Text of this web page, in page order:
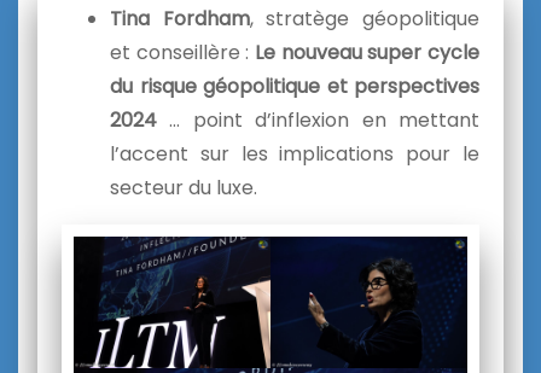
Tina Fordham, stratège géopolitique
et conseillère : Le nouveau super cycle
du risque géopolitique et perspectives
2024… point d’inflexion en mettant
l’accent sur les implications pour le
secteur du luxe.